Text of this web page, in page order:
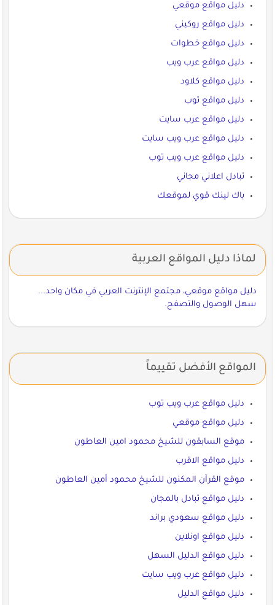
دليل مواقع موقعي
دليل مواقع روكيني
دليل مواقع خطوات
دليل مواقع عرب ويب
دليل مواقع كلاود
دليل مواقع توب
دليل مواقع عرب سايت
دليل مواقع عرب ويب سايت
دليل مواقع عرب ويب توب
تبادل اعلاني مجاني
باك لينك قوي لموقعك
لماذا دليل المواقع العربية
دليل مواقع موقعي، مجتمع الإنترنت العربي في مكان واحد...
سهل الوصول والتصفح.
المواقع الأفضل تقييماً
دليل مواقع عرب ويب توب
دليل مواقع موقعي
موقع السابقون للشيخ محمود امين العاطون
دليل مواقع الاقرب
موقع القرآن المكنون للشيخ محمود أمين العاطون
دليل مواقع تبادل بالمجان
دليل مواقع سعودي براند
دليل مواقع اونلاين
دليل مواقع الدليل السهل
دليل مواقع عرب ويب سايت
دليل مواقع الدليل